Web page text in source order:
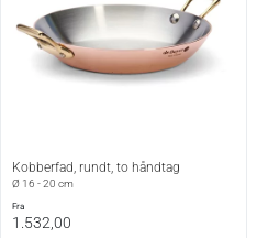
Kobberfad, rundt, to håndtag
Ø 16 - 20 cm
fra
1.532,00